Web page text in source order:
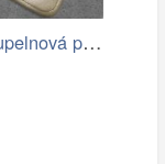
SADA 2x Koupelnová předložka BAMBI 60…